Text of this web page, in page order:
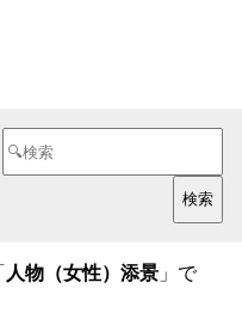
人物（女性）添景 」で